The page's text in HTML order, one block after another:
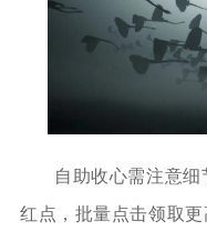
自助收心需注意
红点，批量点击领取